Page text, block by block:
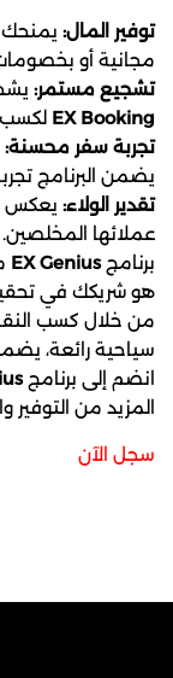
توفير المال: يمنحك
مجانية أو
تشجيع مستمر:
EX Booking لكسب
تجربة سفر محسنة:
يضمن البرنامج
تقدير الولاء: يعكس
عملائها المخلصين.
برنامجEX Genius
هو شريكك في
من خلال كسب
سياحية رائعة،
انضم إلى برنامج
المزيد من التوفير
سجل الآن